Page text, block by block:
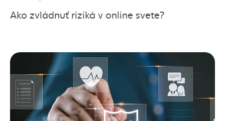
Ako zvládnuť riziká v online svete?